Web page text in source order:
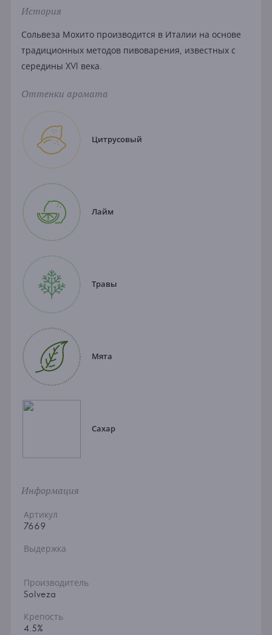
История
Сольвеза Мохито производится в Италии на основе
традиционных методов пивоварения, известных с
середины XVI века.
Оттенки аромата
Цитрусовый
Лайм
Травы
Мята
Сахар
Информация
Артикул
7669
Выдержка
Производитель
Solveza
Крепость
4.5%